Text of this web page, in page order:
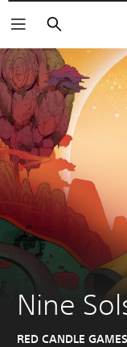
Suchen
Nine
RED CANDLE